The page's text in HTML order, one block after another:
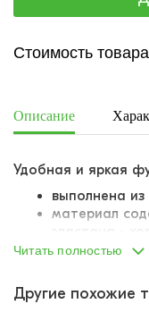
Стоимость
Описание
Удобная и яркая
выполнена
материал
эластана -
горловина
Читать полностью
Другие похожие